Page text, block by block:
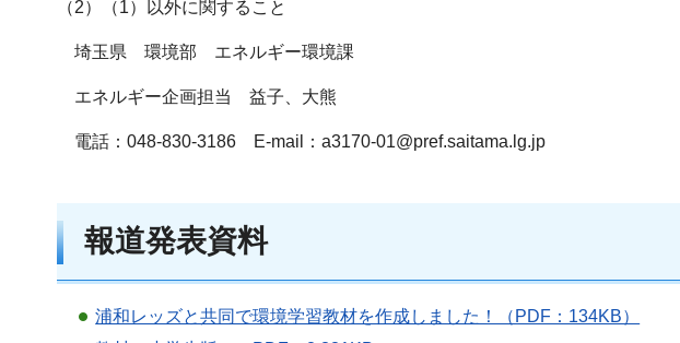
（2）（1）以外に関すること
埼玉県 環境部 エネルギー環境課
エネルギー企画担当 益子、大熊
電話：048-830-3186 E-mail：a3170-01@pref.saitama.lg.jp
報道発表資料
浦和レッズと共同で環境学習教材を作成しました！（PDF：134KB）